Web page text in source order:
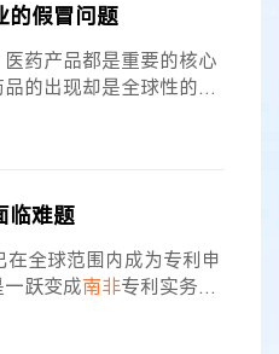
力棒是紫色的包装，
与奇巧相似。 雀巢称由
的假冒问题
药产品都是重要的核心
的出现却是全球性的难
及（在某些情况下）公
重威胁。这些假冒药品
并且某些假冒医药产品
“提升”。 就上述假冒药
品本身就是以欺诈
临难题
全球范围内成为专利申
跃变成南非专利实务中
的原因并非是涉及微生